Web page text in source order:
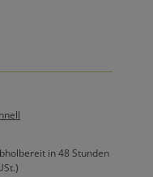
in 48 Stunden